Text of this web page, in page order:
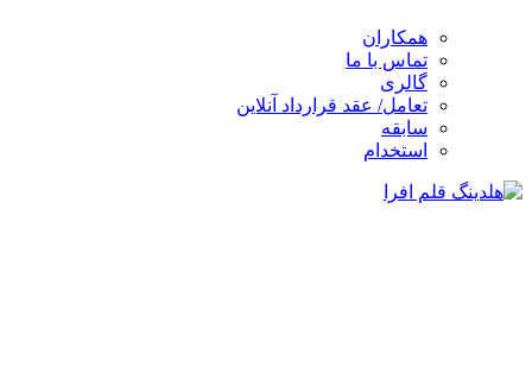
همکاران
تماس با ما
گالری
تعامل/ عقد قرارداد آنلاین
سابقه
استخدام